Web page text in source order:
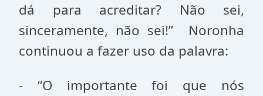
dá para acreditar? Não sei,
sinceramente, não sei!” Noronha
continuou a fazer uso da palavra:
- “O importante foi que nós